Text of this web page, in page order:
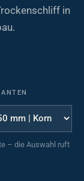
in
– die Auswahl ruft